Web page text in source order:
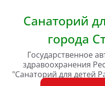
содержимомуСанаторий
города
Государственное
здравоохранения
"Санаторий для детей